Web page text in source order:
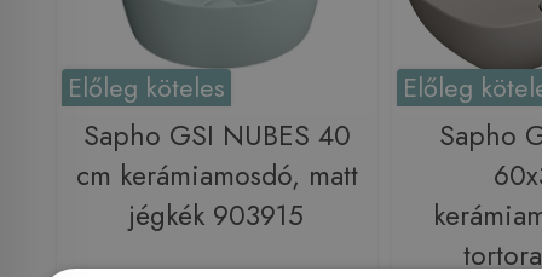
Előleg köteles
Sapho GSI NUBES 40
cm kerámiamosdó, matt
jégkék 903915
Előleg
Sapho